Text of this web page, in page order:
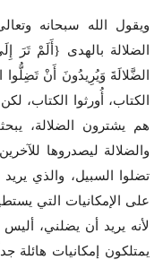
ويقول الله سبحانه
الضلالة بالهدى {أَلَمْ تَرَ
الكتاب، أُورثوا الكتاب،
والضلالة ليصدروها
تضلوا السبيل، والذي
على الإمكانيات التي
لأنه يريد أن يضلني،
يمتلكون إمكانيات هائلة